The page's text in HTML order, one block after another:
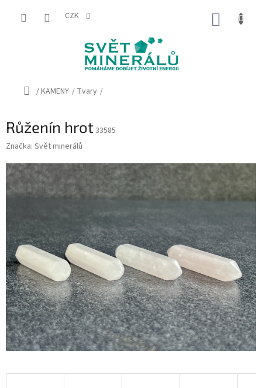
CZK
Domů
/KAMENY / Tvary /
Růženín hrot33585
Značka: Svět minerálů